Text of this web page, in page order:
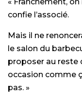
confie l’associé.
Mais il ne
le salon du
proposer au reste
occasion comme
pas. »